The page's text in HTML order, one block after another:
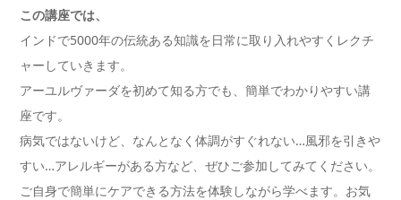
この講座では、
インドで5000年の伝統ある知識を日常に取り入れやすくレクチ
ャーしていきます。
アーユルヴァーダを初めて知る方でも、簡単でわかりやすい講
座です。
病気ではないけど、なんとなく体調がすぐれない…風邪を引きや
すい…アレルギーがある方など、ぜひご参加してみてください。
ご自身で簡単にケアできる方法を体験しながら学べます。お気